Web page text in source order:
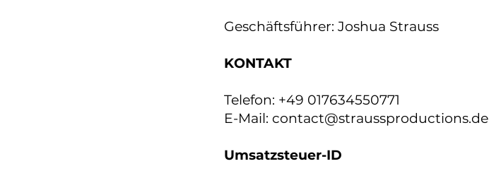
Geschäftsführer: Joshua Strauss
​KONTAKT
Telefon: +49 017634550771
E-Mail: contact@straussproductions.de
Umsatzsteuer-ID